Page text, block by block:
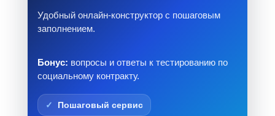
Удобный онлайн-конструктор с пошаговым
заполнением.
Бонус: вопросы и ответы к тестированию по
социальному контракту.
Пошаговый сервис